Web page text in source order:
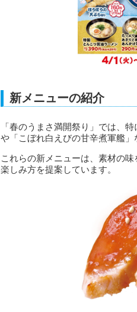
新メニューの紹介
「春のうまさ満開祭り」では、
や「こぼれ白えびの甘辛煮軍艦」
これらの新メニューは、素材の
楽しみ方を提案しています。